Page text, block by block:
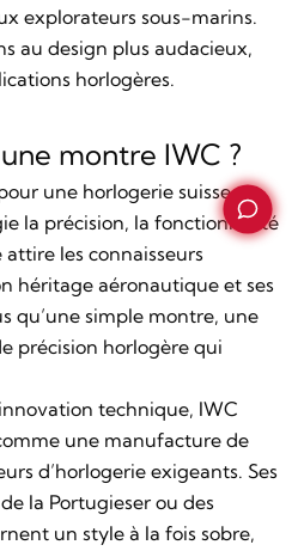
explorateurs sous-marins.
au design plus audacieux,
horlogères.
montre IWC ?
une horlogerie suisse
la précision, la fonctionnalité
les connaisseurs
héritage aéronautique et ses
qu’une simple montre, une
précision horlogère qui
technique, IWC
une manufacture de
d’horlogerie exigeants. Ses
la Portugieser ou des
un style à la fois sobre,